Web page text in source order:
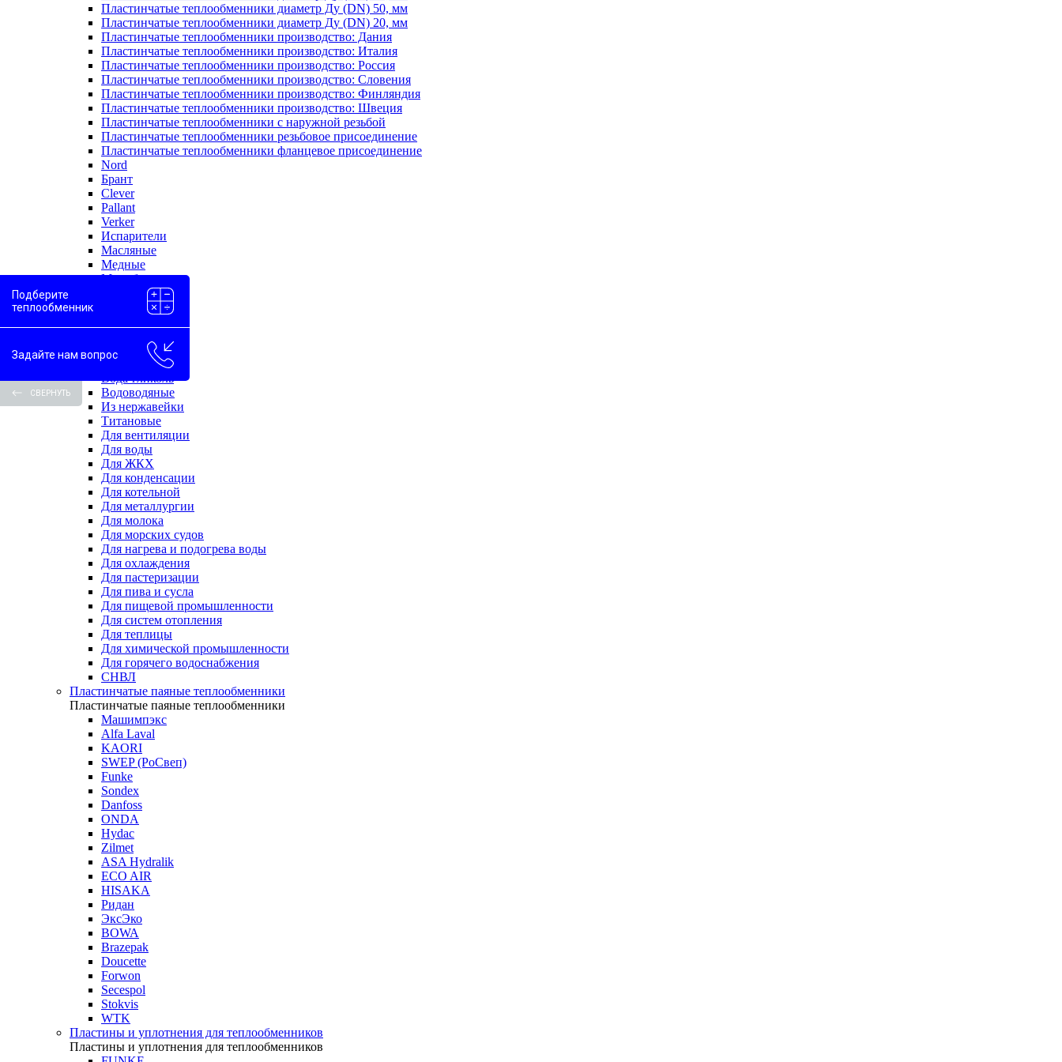
Пластинчатые теплообменники диаметр Ду (DN) 50, мм
Пластинчатые теплообменники диаметр Ду (DN) 20, мм
Пластинчатые теплообменники производство: Дания
Пластинчатые теплообменники производство: Италия
Пластинчатые теплообменники производство: Россия
Пластинчатые теплообменники производство: Словения
Пластинчатые теплообменники производство: Финляндия
Пластинчатые теплообменники производство: Швеция
Пластинчатые теплообменники с наружной резьбой
Пластинчатые теплообменники резьбовое присоединение
Пластинчатые теплообменники фланцевое присоединение
Nord
Брант
Clever
Pallant
Verker
Испарители
Масляные
Медные
Моноблоки
Одноходовые
Пароводяные
Двухконтурные
Вода-вода
Вода-гликоль
Водоводяные
Из нержавейки
Титановые
Для вентиляции
Для воды
Для ЖКХ
Для конденсации
Для котельной
Для металлургии
Для молока
Для морских судов
Для нагрева и подогрева воды
Для охлаждения
Для пастеризации
Для пива и сусла
Для пищевой промышленности
Для систем отопления
Для теплицы
Для химической промышленности
Для горячего водоснабжения
СНВЛ
Пластинчатые паяные теплообменники
Пластинчатые паяные теплообменники
Машимпэкс
Alfa Laval
KAORI
SWEP (РоСвеп)
Funke
Sondex
Danfoss
ONDA
Hydac
Zilmet
ASA Hydralik
ECO AIR
HISAKA
Ридан
ЭксЭко
BOWA
Brazepak
Doucette
Forwon
Secespol
Stokvis
WTK
Пластины и уплотнения для теплообменников
Пластины и уплотнения для теплообменников
Подберите
теплообменник
Задайте нам вопрос
СВЕРНУТЬ